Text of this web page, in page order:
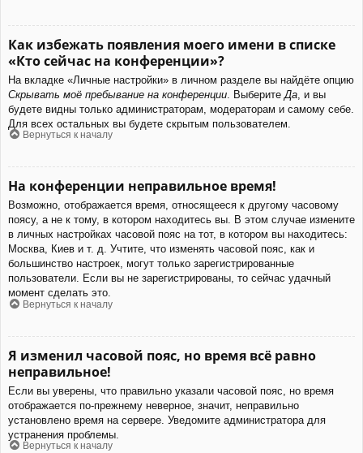
Как избежать появления моего имени в списке
«Кто сейчас на конференции»?
На вкладке «Личные настройки» в личном разделе вы найдёте опцию
Скрывать моё пребывание на конференции . Выберите Да , и вы
будете видны только администраторам, модераторам и самому себе.
Для всех остальных вы будете скрытым пользователем.
Вернуться к началу
На конференции неправильное время!
Возможно, отображается время, относящееся к другому часовому
поясу, а не к тому, в котором находитесь вы. В этом случае измените
в личных настройках часовой пояс на тот, в котором вы находитесь:
Москва, Киев и т. д. Учтите, что изменять часовой пояс, как и
большинство настроек, могут только зарегистрированные
пользователи. Если вы не зарегистрированы, то сейчас удачный
момент сделать это.
Вернуться к началу
Я изменил часовой пояс, но время всё равно
неправильное!
Если вы уверены, что правильно указали часовой пояс, но время
отображается по-прежнему неверное, значит, неправильно
установлено время на сервере. Уведомите администратора для
устранения проблемы.
Вернуться к началу